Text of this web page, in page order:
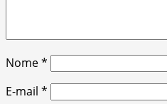
Nome*
E-mail *